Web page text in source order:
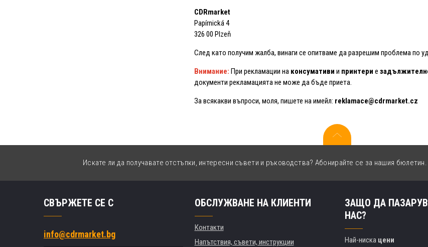
CDRmarket
Papírnická 4
326 00 Plzeň
След като получим жалба, винаги се опитваме да разрешим проблема по
Внимание: При рекламации на консумативи и принтери е
документи рекламацията не може да бъде приета.
За всякакви въпроси, моля, пишете на имейл: reklamace@cdrmarket.cz
Искате ли да получавате отстъпки, интересни съвети и ръководства? Абонирайте се за нашия бюлетин.
СВЪРЖЕТЕ СЕ С
info@cdrmarket.bg
ОБСЛУЖВАНЕ НА КЛИЕНТИ
Контакти
Напътствия, съвети, инструкции
ЗАЩО ДА
НАС?
Най-ниска цени